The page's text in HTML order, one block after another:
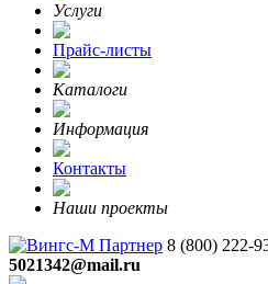
Услуги
Прайс-листы
Каталоги
Информация
Контакты
Наши проекты
8 (800) 222-
5021342@mail.ru